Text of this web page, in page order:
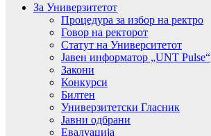
За Универзитетот
Процедура за избор на ректро
Говор на ректорот
Статут на Университетот
Јавен информатор „UNT Pulse“
Закони
Конкурси
Билтен
Универзитетски Гласник
Јавни одбрани
Евалуација